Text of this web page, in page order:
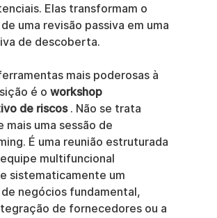
Elas transformam o
uma revisão passiva em uma
de descoberta.
mais poderosas à
é o workshop
de riscos . Não se trata
mais uma sessão de
É uma reunião estruturada
multifuncional
sistematicamente um
negócios fundamental,
de fornecedores ou a